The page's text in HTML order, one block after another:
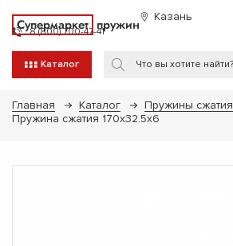
Супермаркет пружин Казань
8 (800) 700-47-41
Каталог
Главная Каталог
Пружины сжатия
Пружина сжатия 170х32.5х6